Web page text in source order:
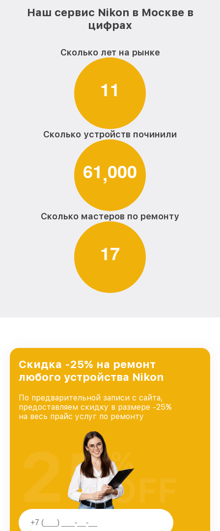
Наш сервис Nikon в Москве в
цифрах
Сколько лет на рынке
11
Сколько устройств починили
61,000
Сколько мастеров по ремонту
17
Скидка -25% на ремонт
любого устройства Nikon
По предварительной записи с сайта,
предоставляем скидку в размере -25%
на весь прайс услуг по ремонту
25%
OFF